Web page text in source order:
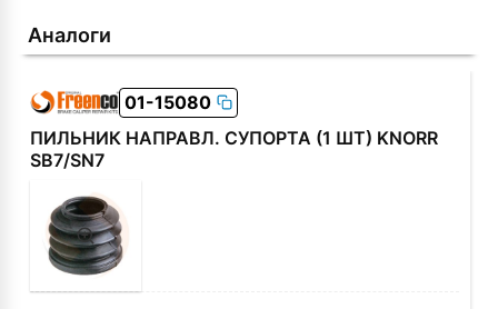
Аналоги
01-15080
ПИЛЬНИК НАПРАВЛ. СУПОРТА (1 ШТ) KNORR
SB7/SN7